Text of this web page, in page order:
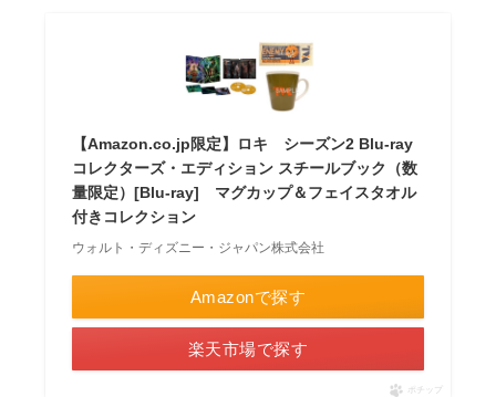
【Amazon.co.jp限定】ロキ シーズン2 Blu-ray
コレクターズ・エディション スチールブック（数
量限定）[Blu-ray] マグカップ＆フェイスタオル
付きコレクション
ウォルト・ディズニー・ジャパン株式会社
Amazonで探す
楽天市場で探す
ポチップ